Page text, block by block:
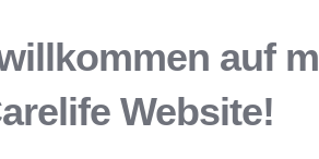
auf
Website!